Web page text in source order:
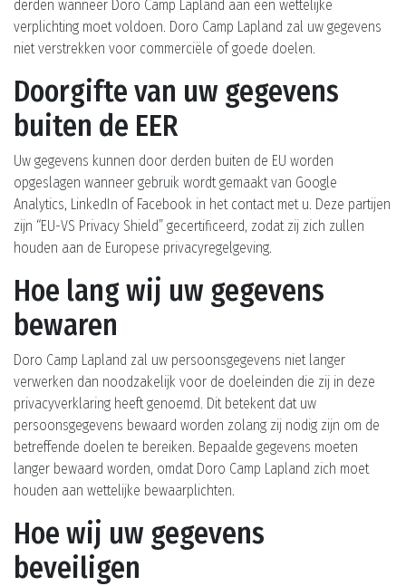
derden wanneer Doro Camp Lapland aan een wettelijke
verplichting moet voldoen. Doro Camp Lapland zal uw gegevens
niet verstrekken voor commerciële of goede doelen.
Doorgifte van uw gegevens
buiten de EER
Uw gegevens kunnen door derden buiten de EU worden
opgeslagen wanneer gebruik wordt gemaakt van Google
Analytics, LinkedIn of Facebook in het contact met u. Deze partijen
zijn “EU-VS Privacy Shield” gecertificeerd, zodat zij zich zullen
houden aan de Europese privacyregelgeving.
Hoe lang wij uw gegevens
bewaren
Doro Camp Lapland zal uw persoonsgegevens niet langer
verwerken dan noodzakelijk voor de doeleinden die zij in deze
privacyverklaring heeft genoemd. Dit betekent dat uw
persoonsgegevens bewaard worden zolang zij nodig zijn om de
betreffende doelen te bereiken. Bepaalde gegevens moeten
langer bewaard worden, omdat Doro Camp Lapland zich moet
houden aan wettelijke bewaarplichten.
Hoe wij uw gegevens
beveiligen